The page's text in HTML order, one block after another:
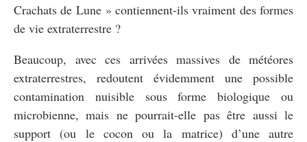
Crachats de Lune » contiennent-ils vraiment des formes
de vie extraterrestre ?
Beaucoup, avec ces arrivées massives de météores
extraterrestres, redoutent évidemment une possible
contamination nuisible sous forme biologique ou
microbienne, mais ne pourrait-elle pas être aussi le
support (ou le cocon ou la matrice) d’une autre